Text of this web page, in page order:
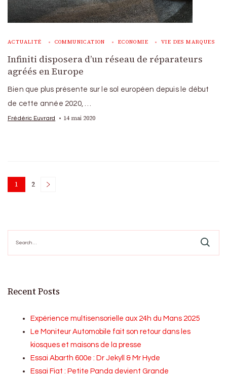
ACTUALITÉ COMMUNICATION ECONOMIE VIE DES MARQUES
Infiniti disposera d’un réseau de réparateurs
agréés en Europe
Bien que plus présente sur le sol européen depuis le début
de cette année 2020, …
Frédéric Euvrard 14 mai 2020
Posts
Page
1 Page
2
for:
Recent Posts
Expérience multisensorielle aux 24h du Mans 2025
Le Moniteur Automobile fait son retour dans les
kiosques et maisons de la presse
Essai Abarth 600e : Dr Jekyll & Mr Hyde
Essai Fiat : Petite Panda devient Grande